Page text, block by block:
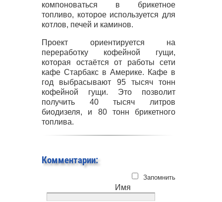
компоноваться в брикетное
топливо, которое используется для
котлов, печей и каминов.
Проект ориентируется на
переработку кофейной гущи,
которая остаётся от работы сети
кафе Старбакс в Америке. Кафе в
год выбрасывают 95 тысяч тонн
кофейной гущи. Это позволит
получить 40 тысяч литров
биодизеля, и 80 тонн брикетного
топлива.
Комментарии:
Запомнить
Имя